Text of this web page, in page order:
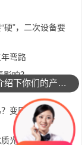
硬”，二次设备要
弯路
影响？
变压器本体成
光伏箱变厂家
可以介绍下你们的产品么